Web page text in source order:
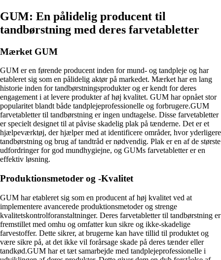
GUM: En pålidelig producent til
tandbørstning med deres farvetabletter
Mærket GUM
GUM er en førende producent inden for mund- og tandpleje og har
etableret sig som en pålidelig aktør på markedet. Mærket har en lang
historie inden for tandbørstningsprodukter og er kendt for deres
engagement i at levere produkter af høj kvalitet. GUM har opnået stor
popularitet blandt både tandplejeprofessionelle og forbrugere.GUM
farvetabletter til tandbørstning er ingen undtagelse. Disse farvetabletter
er specielt designet til at påvise skadelig plak på tænderne. Det er et
hjælpeværktøj, der hjælper med at identificere områder, hvor yderligere
tandbørstning og brug af tandtråd er nødvendig. Plak er en af de største
udfordringer for god mundhygiejne, og GUMs farvetabletter er en
effektiv løsning.
Produktionsmetoder og -Kvalitet
GUM har etableret sig som en producent af høj kvalitet ved at
implementere avancerede produktionsmetoder og strenge
kvalitetskontrolforanstaltninger. Deres farvetabletter til tandbørstning er
fremstillet med omhu og omfatter kun sikre og ikke-skadelige
farvestoffer. Dette sikrer, at brugerne kan have tillid til produktet og
være sikre på, at det ikke vil forårsage skade på deres tænder eller
tandkød.GUM har et tæt samarbejde med tandplejeprofessionelle i